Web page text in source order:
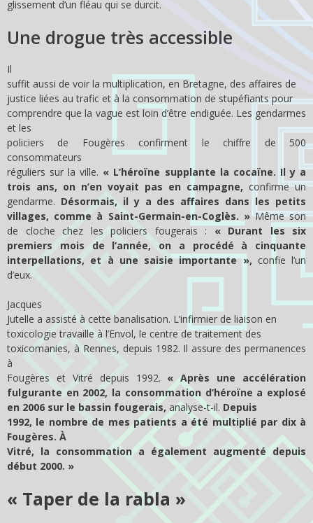
glissement d’un fléau qui se durcit.
Une drogue très accessible
Il
suffit aussi de voir la multiplication, en Bretagne, des affaires de
justice liées au trafic et à la consommation de stupéfiants pour
comprendre que la vague est loin d’être endiguée. Les gendarmes
et les
policiers de Fougères confirment le chiffre de 500
consommateurs
réguliers sur la ville. « L’héroïne supplante la cocaïne. Il y a
trois ans, on n’en voyait pas en campagne, confirme un
gendarme. Désormais, il y a des affaires dans les petits
villages, comme à Saint-Germain-en-Coglès. »Même son
de cloche chez les policiers fougerais : « Durant les six
premiers mois de l’année, on a procédé à cinquante
interpellations, et à une saisie importante », confie l’un
d’eux.
Jacques
Jutelle a assisté à cette banalisation. L’infirmier de liaison en
toxicologie travaille à l’Envol, le centre de traitement des
toxicomanies, à Rennes, depuis 1982. Il assure des permanences
à
Fougères et Vitré depuis 1992. « Après une accélération
fulgurante en 2002, la consommation d’héroïne a explosé
en 2006 sur le bassin fougerais, analyse-t-il. Depuis
1992, le nombre de mes patients a été multiplié par dix à
Fougères. À
Vitré, la consommation a également augmenté depuis
début 2000. »
« Taper de la rabla »